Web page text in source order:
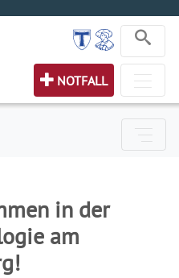
NOTFALL
in der
am